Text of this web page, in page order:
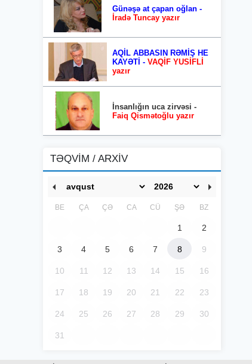
Günəşə at çapan oğlan -
İradə Tuncay yazır
AQİL ABBASIN RƏMİŞ HE
KAYƏTİ - VAQİF YUSİFLİ
yazır
İnsanlığın uca zirvəsi -
Faiq Qismətoğlu yazır
TƏQVİM / ARXİV
BE ÇA ÇƏ CA CÜ ŞƏ BZ
1 2
3 4 5 6 7 8 9
10 11 12 13 14 15 16
17 18 19 20 21 22 23
24 25 26 27 28 29 30
31